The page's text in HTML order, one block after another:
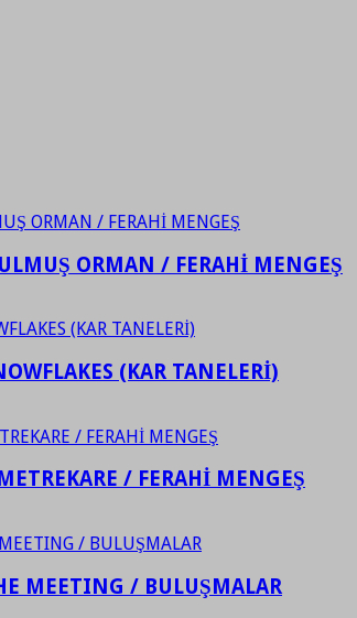
ORMAN / FERAHİ MENGEŞ
(KAR TANELERİ)
/ FERAHİ MENGEŞ
MEETING / BULUŞMALAR